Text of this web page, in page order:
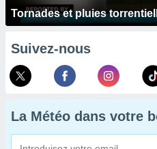
Tornades et pluies
Suivez-nous
La Météo dans votre